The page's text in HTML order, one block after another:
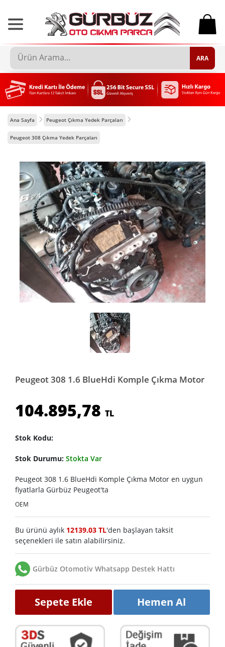
0
ARA
Ana Sayfa Peugeot Çıkma Yedek Parçaları
Peugeot 308 Çıkma Yedek Parçaları
Peugeot 308 1.6 BlueHdi Komple Çıkma Motor
104.895,78 TL
Stok Kodu:
Stok Durumu: Stokta Var
Peugeot 308 1.6 BlueHdi Komple Çıkma Motor en uygun
fiyatlarla Gürbüz Peugeot'ta
OEM
Bu ürünü aylık 12139.03 TL'den başlayan taksit
seçenekleri ile satın alabilirsiniz.
Gürbüz Otomotiv Whatsapp Destek Hattı
Sepete Ekle Hemen Al